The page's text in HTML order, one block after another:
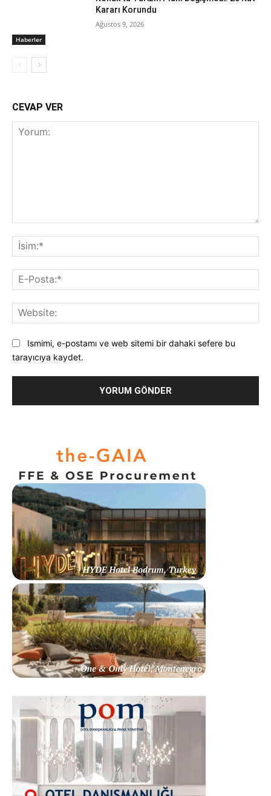
Haberler
Kararı Korundu
Ağustos 9, 2026
CEVAP VER
Ismimi, e-postamı ve web sitemi bir dahaki sefere bu
tarayıcıya kaydet.